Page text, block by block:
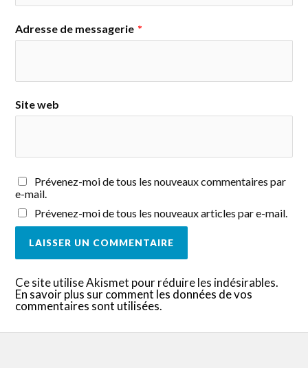
Adresse de messagerie *
Site web
Prévenez-moi de tous les nouveaux commentaires par
e-mail.
Prévenez-moi de tous les nouveaux articles par e-mail.
Ce site utilise Akismet pour réduire les indésirables.
En savoir plus sur comment les données de vos
commentaires sont utilisées.